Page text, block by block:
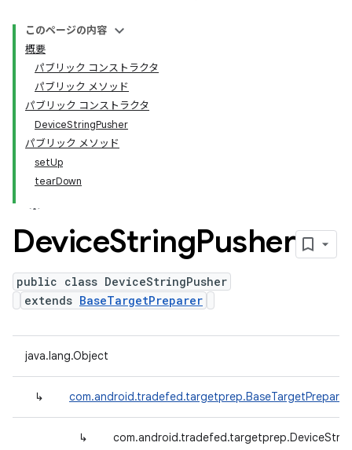
このページの内容
概要
パブリック コンストラクタ
パブリック メソッド
パブリック コンストラクタ
DeviceStringPusher
パブリック メソッド
setUp
tearDown
DeviceStringPusher
public class DeviceStringPusher
extends BaseTargetPreparer
java.lang.Object
↳ com.android.tradefed.targetprep.BaseTargetPreparer
↳